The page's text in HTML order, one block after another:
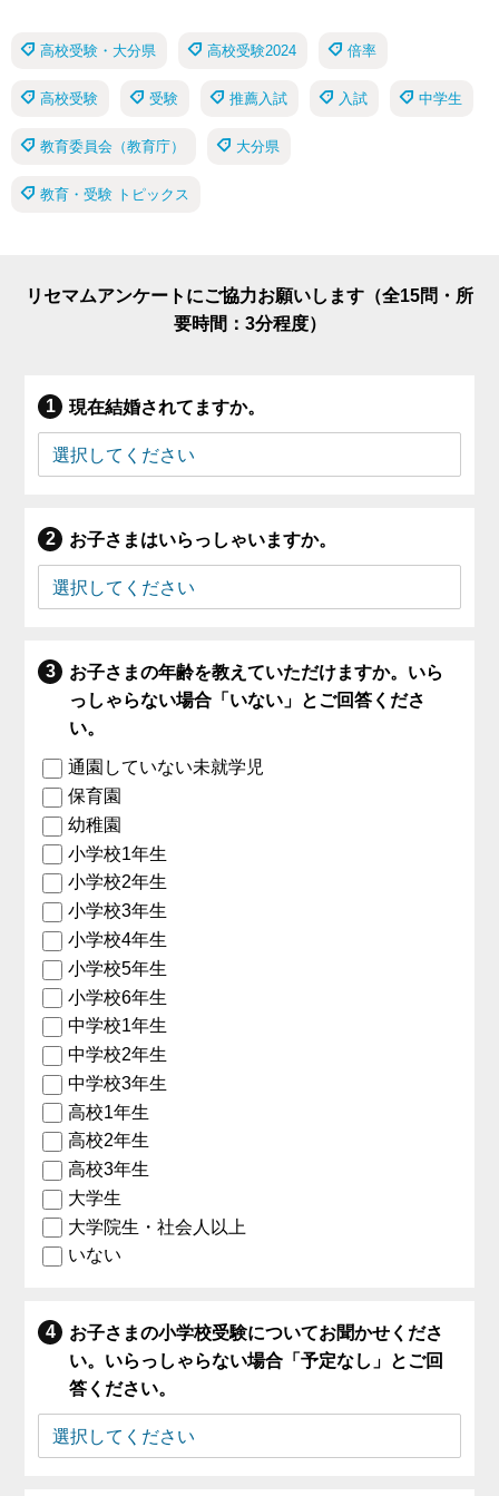
高校受験・大分県 高校受験2024 倍率
高校受験 受験 推薦入試 入試 中学生
教育委員会（教育庁） 大分県
教育・受験 トピックス
リセマムアンケートにご協力お願いします（全15問・所
要時間：3分程度）
現在結婚されてますか。
お子さまはいらっしゃいますか。
お子さまの年齢を教えていただけますか。いら
っしゃらない場合「いない」とご回答くださ
い。
通園していない未就学児
保育園
幼稚園
小学校1年生
小学校2年生
小学校3年生
小学校4年生
小学校5年生
小学校6年生
中学校1年生
中学校2年生
中学校3年生
高校1年生
高校2年生
高校3年生
大学生
大学院生・社会人以上
いない
お子さまの小学校受験についてお聞かせくださ
い。いらっしゃらない場合「予定なし」とご回
答ください。